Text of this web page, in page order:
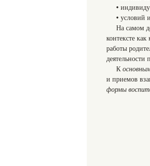
•
• условий
На самом
контексте
работы
К
и приемов
формы